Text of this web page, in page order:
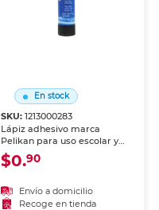
En stock
SKU: 1213000283
Lápiz adhesivo marca
Pelikan para uso escolar y
de oficina. Aplicación limpia
y uniforme sobre papel,
lavable, no tóxica y de
secado rápido.
$0.90
Envío a domicilio
Recoge en tienda